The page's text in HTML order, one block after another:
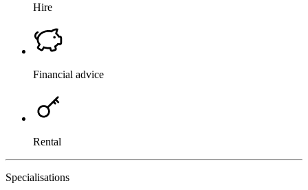
Hire
Financial advice
Rental
Specialisations